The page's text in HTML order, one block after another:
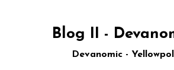
Blog II -
Devanomic - Yellowpol